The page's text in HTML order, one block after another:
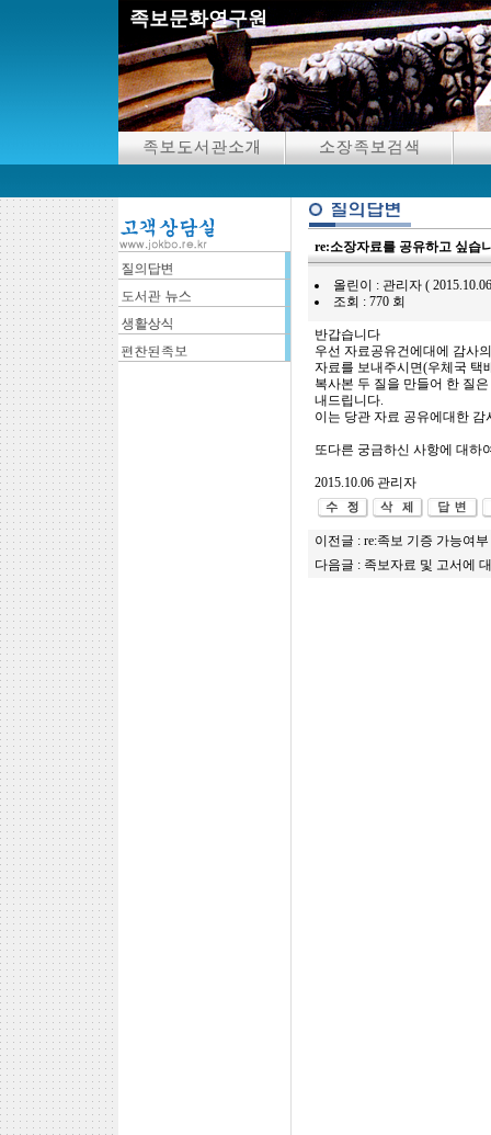
족보문화연구원
re:소장자료를 공유하고 싶습
올린이 : 관리자 (
조회 : 770 회
반갑습니다
우선 자료공유건에대에 감사
자료를 보내주시면(우체국 택
복사본 두 질을 만들어 한 질
내드립니다.
이는 당관 자료 공유에대한 감
또다른 궁금하신 사항에 대하
2015.10.06 관리자
이전글 : re:족보 기증 가능여부
다음글 : 족보자료 및 고서에